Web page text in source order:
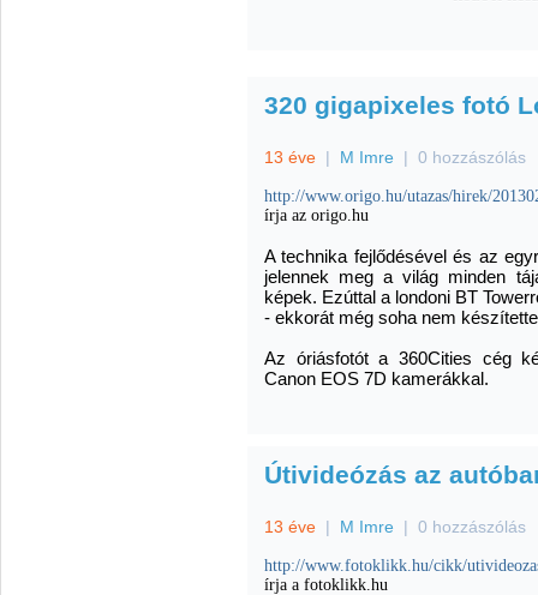
320 gigapixeles fotó
13 éve | M Imre | 0 hozzászólás
http://www.origo.hu/utazas/hirek/
írja az origo.hu
A technika fejlődésével és az
jelennek meg a világ minden
képek. Ezúttal a londoni BT
- ekkorát még soha nem
Az óriásfotót a 360Cities cég
Canon EOS 7D kamerákkal.
Útivideózás az
13 éve | M Imre | 0 hozzászólás
http://www.fotoklikk.hu/cikk/
írja a fotoklikk.hu